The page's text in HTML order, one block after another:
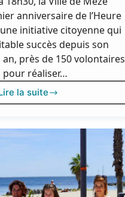
anniversaire de l’Heure
initiative citoyenne qui
succès depuis son
près de 150 volontaires
pour réaliser…
la suite
L’Heure
d’engagement
solidaire